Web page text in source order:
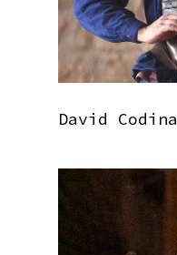
David Codina